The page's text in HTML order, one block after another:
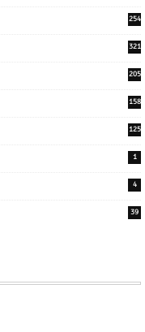
254
321
205
158
125
1
4
39